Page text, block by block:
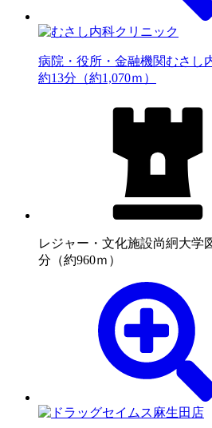
病院・役所・金融機関むさし
約13分（約1,070ｍ）
レジャー・文化施設尚絅大学
分（約960ｍ）